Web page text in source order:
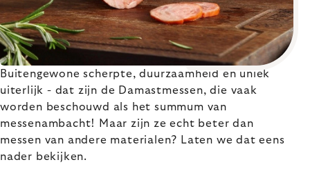
Buitengewone scherpte, duurzaamheid en uniek
uiterlijk - dat zijn de Damastmessen, die vaak
worden beschouwd als het summum van
messenambacht! Maar zijn ze echt beter dan
messen van andere materialen? Laten we dat eens
nader bekijken.